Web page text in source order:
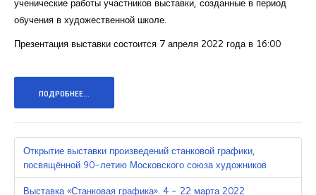
ученические работы участников выставки, созданные в период
обучения в художественной школе.
Презентация выставки состоится 7 апреля 2022 года в 16:00
ПОДРОБНЕЕ...
Открытие выставки произведений станковой графики,
посвящённой 90-летию Московского союза художников
Выставка «Станковая графика». 4 - 22 марта 2022